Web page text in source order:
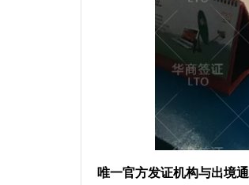
唯一官方发证机构与出境